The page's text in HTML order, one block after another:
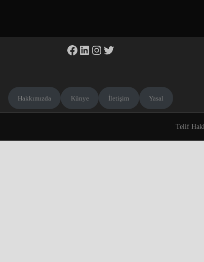
Facebook
LinkedIn
Instagram
Twitter
Hakkımızda Künye İletişim Yasal
Telif